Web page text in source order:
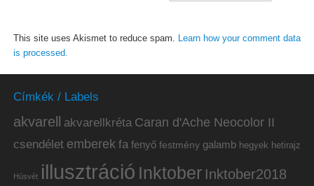
This site uses Akismet to reduce spam.
Learn how your comment data
is processed.
Címkék / Labels
akvarell akvarellkréta Caran d'Ache Neocolor II
csendélet emberek fa fenyő festmény galamb hegyek hetirajz
Húsvét illusztráció Inktober Inktober2018